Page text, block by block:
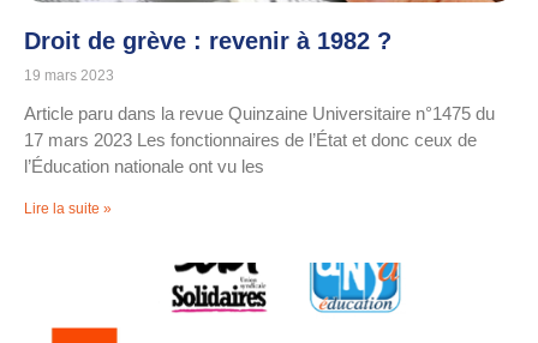
Droit de grève : revenir à 1982 ?
19 mars 2023
Article paru dans la revue Quinzaine Universitaire n°1475 du
17 mars 2023 Les fonctionnaires de l’État et donc ceux de
l’Éducation nationale ont vu les
Lire la suite »